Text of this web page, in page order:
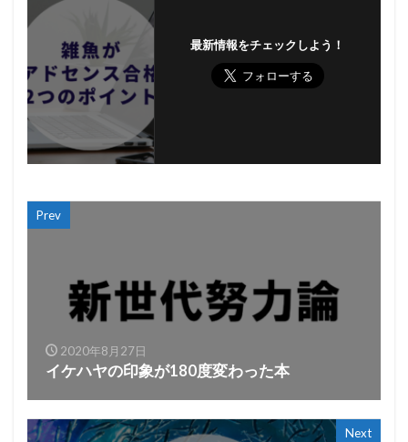
最新情報をチェックしよう！
Prev
2020年8月27日
イケハヤの印象が180度変わった本
Next